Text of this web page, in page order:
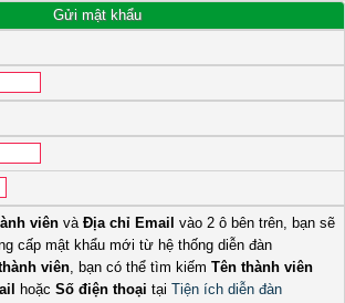
Gửi mật khẩu
viên và Địa chỉ Email vào 2 ô bên trên, bạn sẽ
cấp mật khẩu mới từ hệ thống diễn đàn
viên, bạn có thể tìm kiếm Tên thành viên
hoặc Số điện thoại tại Tiện ích diễn đàn